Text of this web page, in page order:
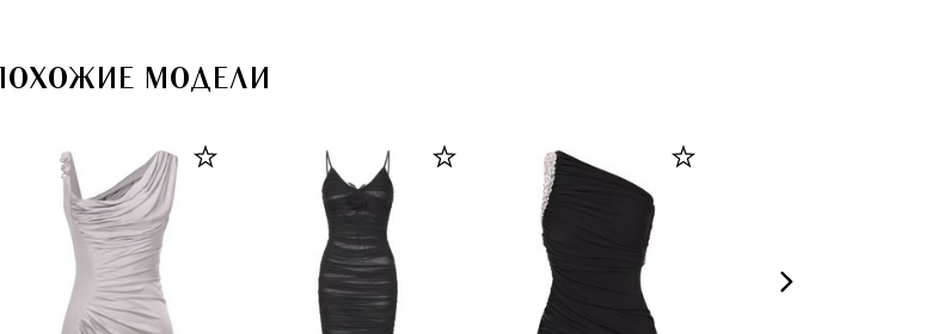
ПОХОЖИЕ МОДЕЛИ